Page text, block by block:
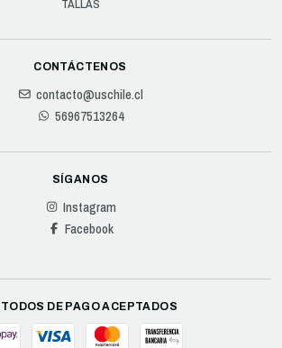
TALLAS
CONTÁCTENOS
contacto@uschile.cl
56967513264
SÍGANOS
Instagram
Facebook
DE PAGO ACEPTADOS